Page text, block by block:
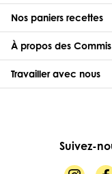
Nos paniers recettes
À propos des Commis
Travailler avec nous
Suivez-